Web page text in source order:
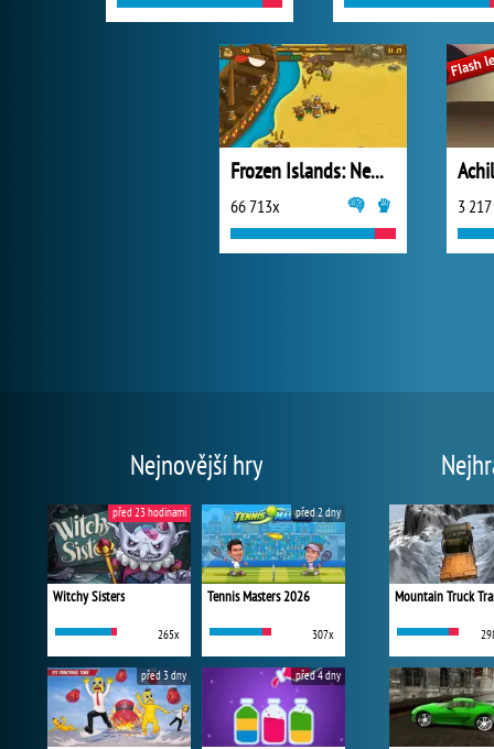
Frozen Islands: New Horizons
66 713x 3
Nejnovější hry
Witchy Sisters
265x
před 23 hodinami
Tennis Masters 2026
307x
před 2 dny
před 3 dny před 4 dny
Mountain Truck